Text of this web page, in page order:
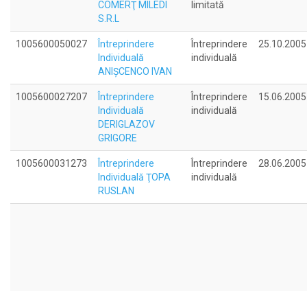
COMERŢ MILEDI
S.R.L
limitată
1005600050027
Întreprindere
Individuală
ANIŞCENCO IVAN
Întreprindere
individuală
25.10.2005
1005600027207
Întreprindere
Individuală
DERIGLAZOV
GRIGORE
Întreprindere
individuală
15.06.2005
1005600031273
Întreprindere
Individuală ŢOPA
RUSLAN
Întreprindere
individuală
28.06.2005